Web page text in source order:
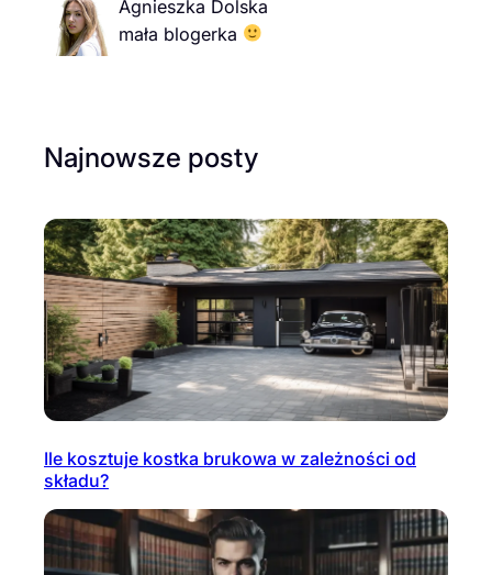
Agnieszka Dolska
mała blogerka
Najnowsze posty
Ile kosztuje kostka brukowa w zależności od
składu?